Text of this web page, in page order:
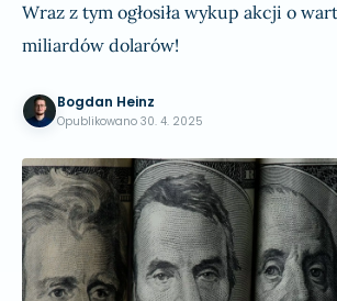
Wraz z tym ogłosiła wykup akcji o
miliardów dolarów!
Bogdan Heinz
Opublikowano 30. 4. 2025